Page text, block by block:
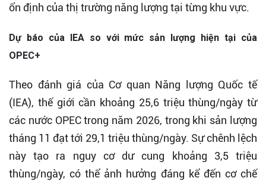
ổn định của thị trường năng lượng tại từng khu vực.
Dự báo của IEA so với mức sản lượng hiện tại của
OPEC+
Theo đánh giá của Cơ quan Năng lượng Quốc tế
(IEA), thế giới cần khoảng 25,6 triệu thùng/ngày từ
các nước OPEC trong năm 2026, trong khi sản lượng
tháng 11 đạt tới 29,1 triệu thùng/ngày. Sự chênh lệch
này tạo ra nguy cơ dư cung khoảng 3,5 triệu
thùng/ngày, có thể ảnh hưởng đáng kể đến cơ chế